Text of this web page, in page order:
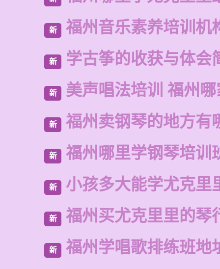
新 福州音乐素养培训机
新 学古筝的收获与体会
新 美声唱法培训 福州
新 福州卖钢琴的地方有
新 福州哪里学钢琴培训
新 小孩多大能学尤克里
新 福州买尤克里里的琴
新 福州学唱歌排练班地